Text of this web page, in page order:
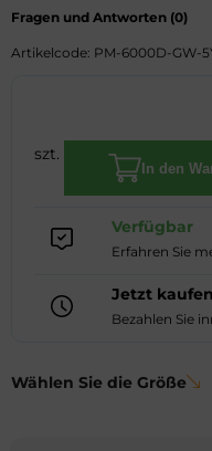
Fragen und Antworten (0)
Artikelcode: PM-6000D-GW-
Wählen Sie die Größe
Garantie
Gerät
Verlängert
Jahre
szt.
In den
Verfügbar
Erfahren Sie
Jetzt
Bezahlen Sie